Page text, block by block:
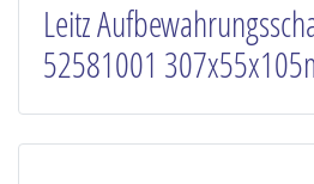
Leitz
52581001